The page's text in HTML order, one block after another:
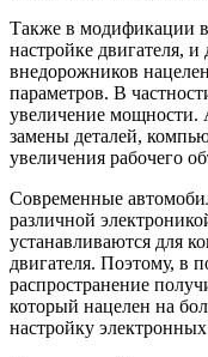
Также в модификации
настройке двигателя,
внедорожников
параметров. В
увеличение мощности.
замены деталей,
увеличения рабочего
Современные
различной
устанавливаются для
двигателя. Поэтому, в
распространение
который нацелен на
настройку